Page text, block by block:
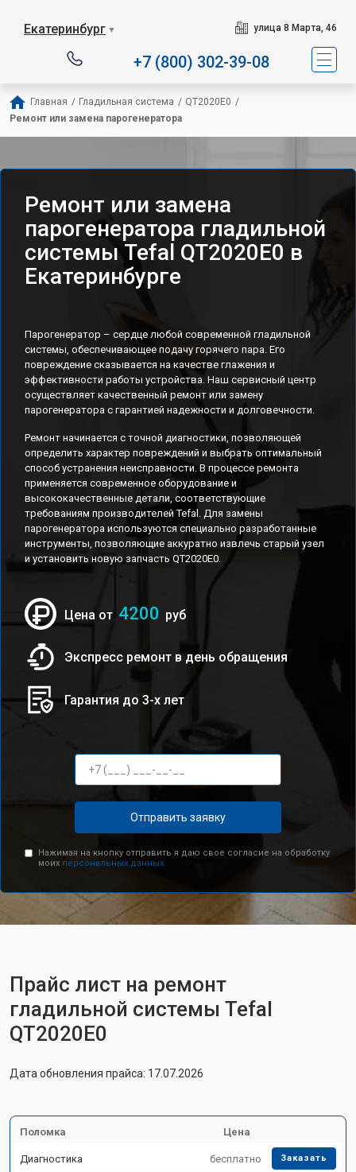
Екатеринбург ▼ улица 8 Марта, 46
+7 (800) 302-39-08
Главная / Гладильная система / QT2020E0 /
Ремонт или замена парогенератора
Ремонт или замена
парогенератора гладильной
системы Tefal QT2020E0 в
Екатеринбурге
Парогенератор – сердце любой современной гладильной
системы, обеспечивающее подачу горячего пара. Его
повреждение сказывается на качестве глажения и
эффективности работы устройства. Наш сервисный центр
осуществляет качественный ремонт или замену
парогенератора с гарантией надежности и долговечности.
Ремонт начинается с точной диагностики, позволяющей
определить характер повреждений и выбрать оптимальный
способ устранения неисправности. В процессе ремонта
применяется современное оборудование и
высококачественные детали, соответствующие
требованиям производителей Tefal. Для замены
парогенератора используются специально разработанные
инструменты, позволяющие аккуратно извлечь старый узел
и установить новую запчасть QT2020E0.
Цена от 4200 руб
Экспресс ремонт в день обращения
Гарантия до 3-х лет
Отправить заявку
Нажимая на кнопку отправить я даю свое согласие на обработку
моих персональных данных.
Прайс лист на ремонт
гладильной системы Tefal
QT2020E0
Дата обновления прайса: 17.07.2026
Поломка Цена
Диагностика бесплатно Заказать